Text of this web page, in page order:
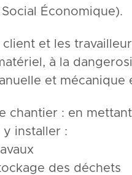
Social Économique).
client et les
à la
et
chantier : en
installer :
des déchets